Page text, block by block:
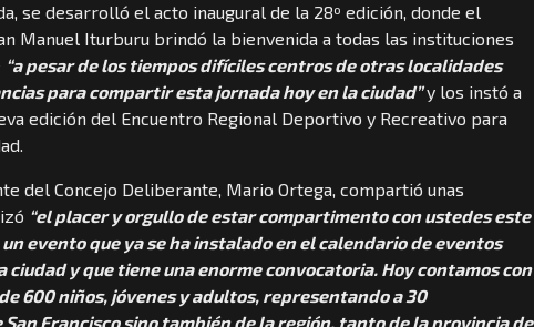
se desarrolló el acto inaugural de la 28º edición, donde el
Manuel Iturburu brindó la bienvenida a todas las instituciones
“a pesar de los tiempos difíciles centros de otras localidades
para compartir esta jornada hoy en la ciudad”y los instó a
edición del Encuentro Regional Deportivo y Recreativo para
del Concejo Deliberante, Mario Ortega, compartió unas
“el placer y orgullo de estar compartimento con ustedes este
evento que ya se ha instalado en el calendario de eventos
ciudad y que tiene una enorme convocatoria. Hoy contamos con
600 niños, jóvenes y adultos, representando a 30
Francisco sino también de la región, tanto de la provincia de